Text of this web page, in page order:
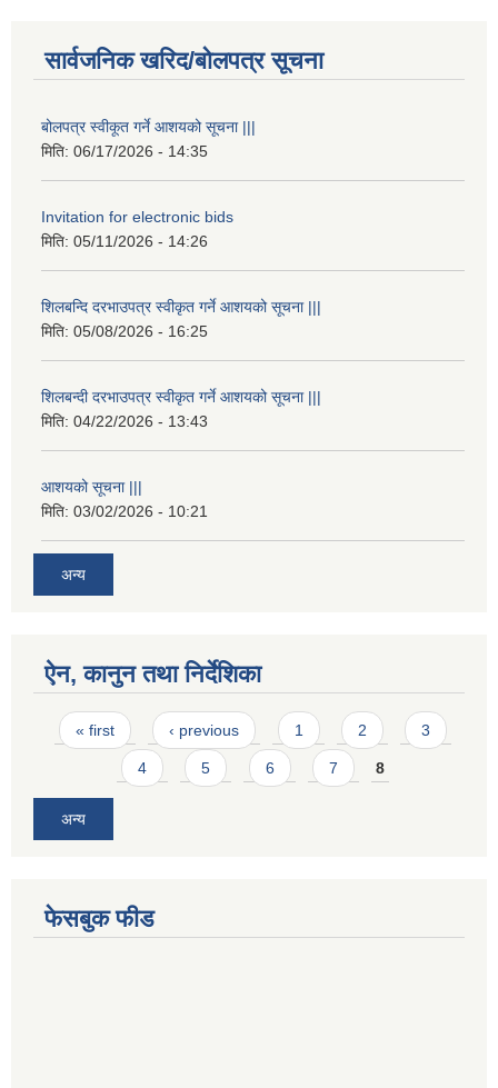
सार्वजनिक खरिद/बोलपत्र सूचना
बोलपत्र स्वीकूत गर्ने आशयको सूचना |||
मिति: 06/17/2026 - 14:35
Invitation for electronic bids
मिति: 05/11/2026 - 14:26
शिलबन्दि दरभाउपत्र स्वीकृत गर्ने आशयको सूचना |||
मिति: 05/08/2026 - 16:25
शिलबन्दी दरभाउपत्र स्वीकृत गर्ने आशयको सूचना |||
मिति: 04/22/2026 - 13:43
आशयको सूचना |||
मिति: 03/02/2026 - 10:21
अन्य
ऐन, कानुन तथा निर्देशिका
Pages
« first ‹ previous 1 2 3
4 5 6 7 8
अन्य
फेसबुक फीड